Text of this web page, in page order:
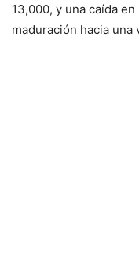
13,000, y una caída
maduración hacia una